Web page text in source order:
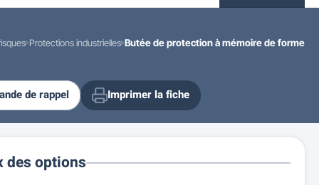
Fleurissement urbain
Supports et abris vélo moto
Miroir de sécurité routière
Drapeau - Pavoisement
Espace sanitaire
Casiers et meubles de rangement
Protections industrielles Butée de protection à mémoire de forme
des options
de rappel Imprimer la fiche